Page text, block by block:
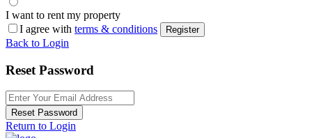
I want to rent my property
I agree with terms & conditions Register
Back to Login
Reset Password
Reset Password
Return to Login